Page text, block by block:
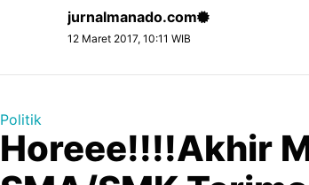
jurnalmanado.com
12 Maret 2017, 10:11 WIB
Politik
Horeee!!!!Akhir